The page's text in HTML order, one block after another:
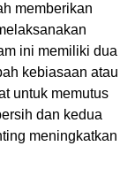
memberikan
ini memiliki dua
kebiasaan atau
untuk memutus
dan kedua
meningkatkan